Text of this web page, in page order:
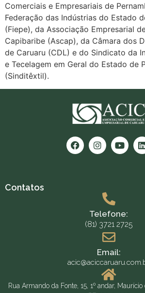
Comerciais e Empresariais de
Federação das Indústrias do Estado
(Fiepe), da Associação Empresarial
Capibaribe (Ascap), da Câmara dos
de Caruaru (CDL) e do Sindicato da
e Tecelagem em Geral do Estado de
(Sinditêxtil).
Contatos
Telefone:
(81) 3721 2725
Email:
Rua Armando da Fonte, 15, 1º andar,